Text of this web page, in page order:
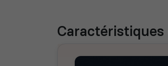
Caractéristiques